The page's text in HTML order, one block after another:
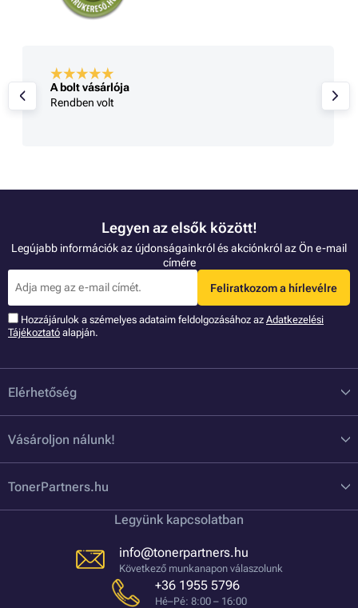
A bolt vásárlója
Rendben volt
Legyen az elsők között!
Legújabb információk az újdonságainkról és akciónkról az Ön e-mail
címére
Feliratkozom a hírlevélre
Hozzájárulok a szémelyes adataim feldolgozásához az Adatkezelési
Tájékoztató alapján.
Elérhetőség
Vásároljon nálunk!
TonerPartners.hu
Legyünk kapcsolatban
info@tonerpartners.hu
Következő munkanapon válaszolunk
+36 1955 5796
Hé–Pé: 8:00 – 16:00